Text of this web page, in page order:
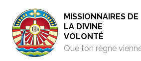
MISSIONNAIRES DE
LA DIVINE
VOLONTÉ
Que ton règne